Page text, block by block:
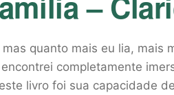
quanto mais eu lia, mais
completamente
livro foi sua capacidade